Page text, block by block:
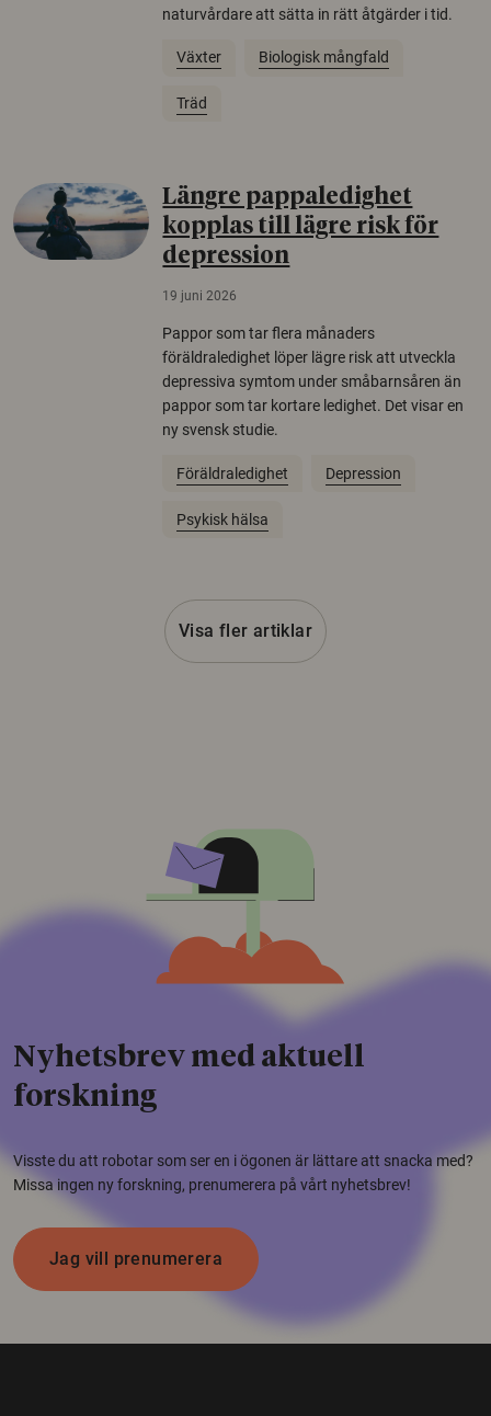
naturvårdare att sätta in rätt åtgärder i tid.
Växter Biologisk mångfald
Träd
Längre pappaledighet
kopplas till lägre risk för
depression
19 juni 2026
Pappor som tar flera månaders
föräldraledighet löper lägre risk att utveckla
depressiva symtom under småbarnsåren än
pappor som tar kortare ledighet. Det visar en
ny svensk studie.
Föräldraledighet Depression
Psykisk hälsa
Visa fler artiklar
Nyhetsbrev med aktuell
forskning
Visste du att robotar som ser en i ögonen är lättare att snacka med?
Missa ingen ny forskning, prenumerera på vårt nyhetsbrev!
Jag vill prenumerera